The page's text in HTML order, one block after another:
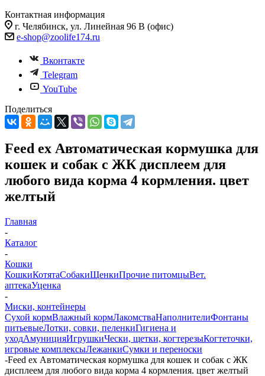
Контактная информация
г. Челябинск, ул. Линейная 96 В (офис)
e-shop@zoolife174.ru
Вконтакте
Telegram
YouTube
Поделиться
Feed ex Автоматическая кормушка для
кошек и собак с ЖК дисплеем для
любого вида корма 4 кормления. цвет
желтый
Главная
-
Каталог
-
Кошки
КошкиКотятаСобакиЩенкиПрочие питомцыВет.
аптекаУценка
-
Миски, контейнеры
Сухой кормВлажный кормЛакомстваНаполнителиФонтаны
питьевыеЛотки, совки, пеленкиГигиена и
уходАмуницияИгрушкиЧески, щетки, когтерезыКогтеточки,
игровые комплексыЛежанкиСумки и переноски
-Feed ex Автоматическая кормушка для кошек и собак с ЖК
дисплеем для любого вида корма 4 кормления. цвет желтый